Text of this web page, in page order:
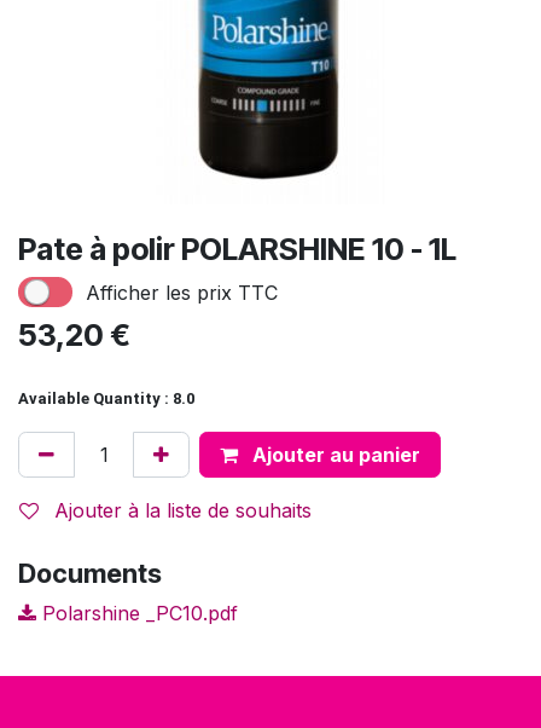
Pate à polir POLARSHINE 10 - 1L
Afficher les prix TTC
53,20 €
Available Quantity : 8.0
Ajouter au panier
Ajouter à la liste de souhaits
Documents
Polarshine _PC10.pdf